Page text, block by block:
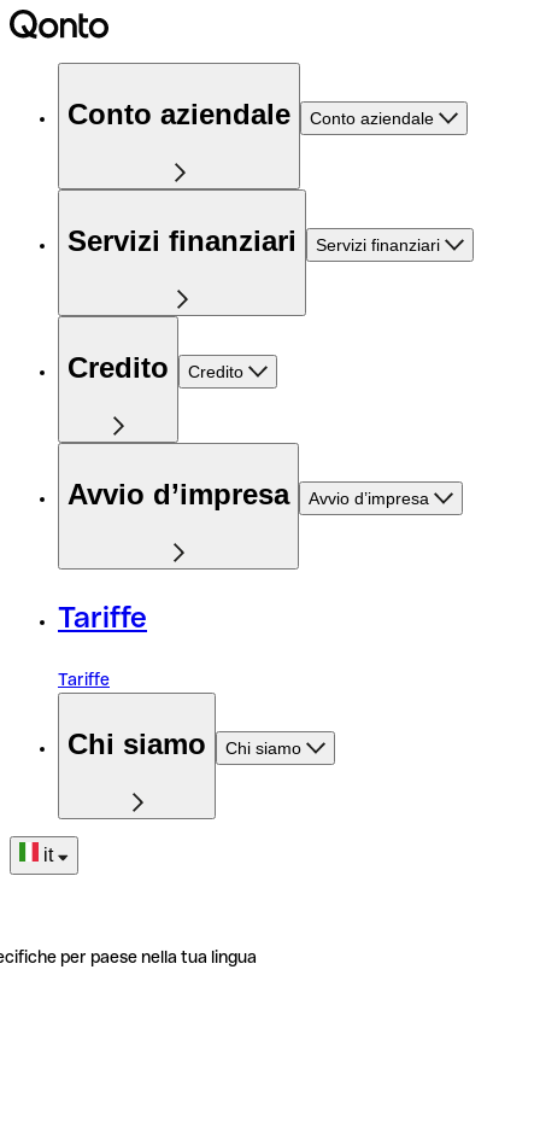
Conto aziendale Conto aziendale
Servizi finanziari Servizi finanziari
Credito Credito
Avvio d’impresa Avvio d’impresa
Tariffe
Tariffe
Chi siamo Chi siamo
it
per paese nella tua lingua